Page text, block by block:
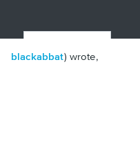
blackabbat) wrote,